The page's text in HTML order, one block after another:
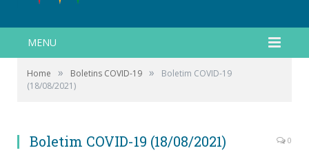
MENU
Home » Boletins COVID-19 »
Boletim COVID-19
(18/08/2021)
Boletim COVID-19 (18/08/2021) 0